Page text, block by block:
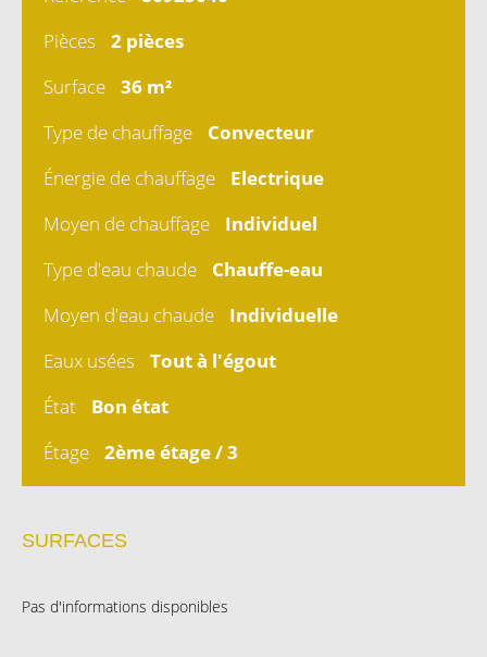
Pièces
2 pièces
Surface
36 m²
Type de chauffage
Convecteur
Énergie de chauffage
Electrique
Moyen de chauffage
Individuel
Type d'eau chaude
Chauffe-eau
Moyen d'eau chaude
Individuelle
Eaux usées
Tout à l'égout
État
Bon état
Étage
2ème étage / 3
SURFACES
Pas d'informations disponibles